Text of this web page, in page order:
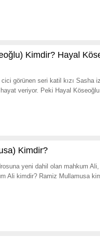
Kimdir? Hayal
görünen seri katil kızı Sasha
veriyor. Peki Hayal
Kimdir?
yeni dahil olan mahkum
Ali kimdir? Ramiz Mullamusa